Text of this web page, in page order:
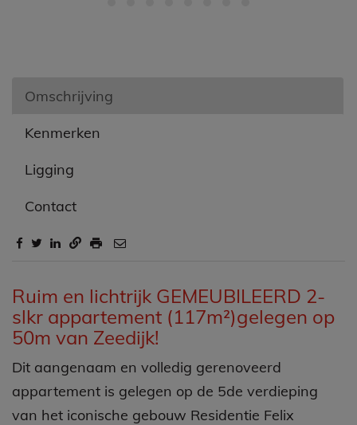
Omschrijving
Kenmerken
Ligging
Contact
Omschrijving
Ruim en lichtrijk GEMEUBILEERD 2-
slkr appartement (117m²)gelegen op
50m van Zeedijk!
Dit aangenaam en volledig gerenoveerd
appartement is gelegen op de 5de verdieping
van het iconische gebouw Residentie Felix